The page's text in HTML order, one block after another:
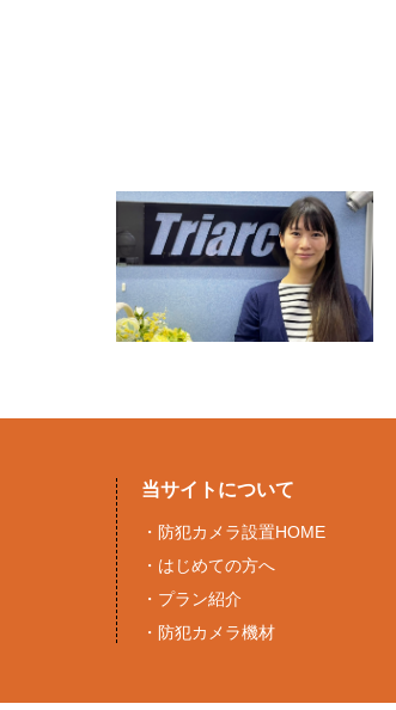
当サイトについて
・ 防犯カメラ設置HOME
・ はじめての方へ
・ プラン紹介
・ 防犯カメラ機材